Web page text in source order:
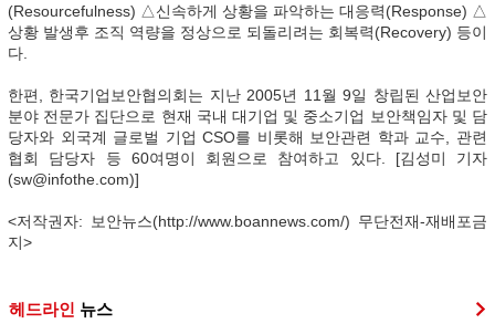
(Resourcefulness) △신속하게 상황을 파악하는 대응력(Response) △
상황 발생후 조직 역량을 정상으로 되돌리려는 회복력(Recovery) 등이
다.
한편, 한국기업보안협의회는 지난 2005년 11월 9일 창립된 산업보안
분야 전문가 집단으로 현재 국내 대기업 및 중소기업 보안책임자 및 담
당자와 외국계 글로벌 기업 CSO를 비롯해 보안관련 학과 교수, 관련
협회 담당자 등 60여명이 회원으로 참여하고 있다. [김성미 기자
(sw@infothe.com)]
<저작권자: 보안뉴스(http://www.boannews.com/) 무단전재-재배포금
지>
헤드라인 뉴스